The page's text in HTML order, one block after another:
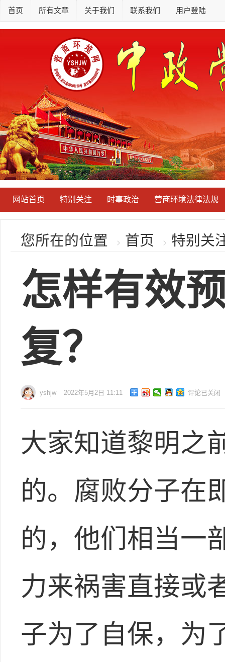
首页 所有文章 关于我们 联系我们 用户登陆
网站首页 特别关注 时事政治 营商环境法律法规
您所在的位置 首页 特别关
怎样有效
复？
yshjw 2022年5月2日 11:11 评论已关闭
大家知道黎明之
的。腐败分子在
的，他们相当一
力来祸害直接或
子为了自保，为